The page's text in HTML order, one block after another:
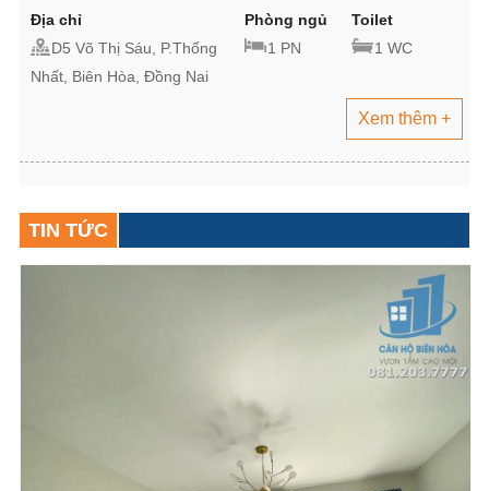
Địa chỉ Phòng ngủ
Toilet
D5 Võ Thị Sáu, P.Thống
Nhất, Biên Hòa, Đồng Nai
1 PN 1 WC
Xem thêm +
TIN TỨC